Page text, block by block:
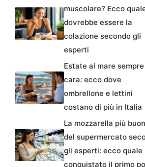
muscolare? Ecco
dovrebbe essere la
colazione secondo gli
esperti
Estate al mare
cara: ecco dove
ombrellone e lettini
costano di più in Italia
La mozzarella più
del supermercato
gli esperti: ecco quale
conquistato il primo